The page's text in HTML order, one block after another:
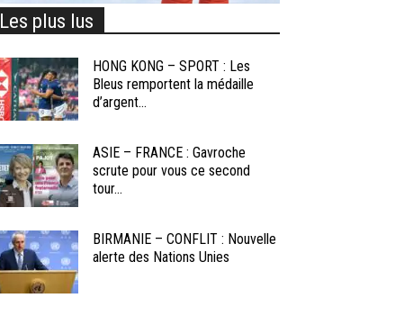
Les plus lus
HONG KONG – SPORT : Les
Bleus remportent la médaille
d’argent...
ASIE – FRANCE : Gavroche
scrute pour vous ce second
tour...
BIRMANIE – CONFLIT : Nouvelle
alerte des Nations Unies